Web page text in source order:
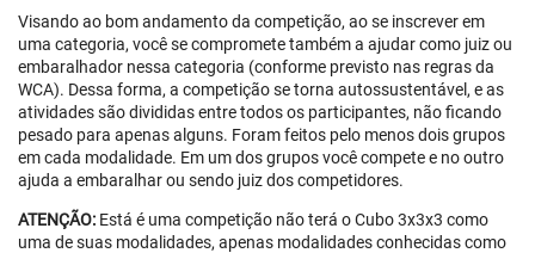
Visando ao bom andamento da competição, ao se inscrever em
uma categoria, você se compromete também a ajudar como juiz ou
embaralhador nessa categoria (conforme previsto nas regras da
WCA). Dessa forma, a competição se torna autossustentável, e as
atividades são divididas entre todos os participantes, não ficando
pesado para apenas alguns. Foram feitos pelo menos dois grupos
em cada modalidade. Em um dos grupos você compete e no outro
ajuda a embaralhar ou sendo juiz dos competidores.
ATENÇÃO: Está é uma competição não terá o Cubo 3x3x3 como
uma de suas modalidades, apenas modalidades conhecidas como